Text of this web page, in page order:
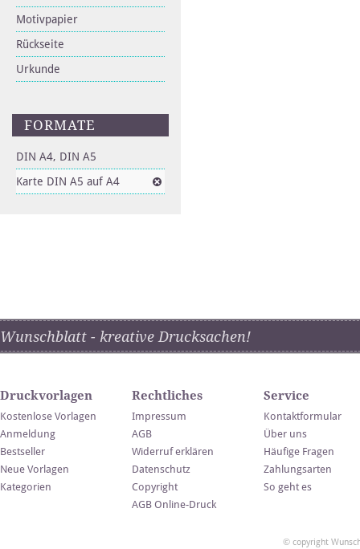
Motivpapier
Rückseite
Urkunde
FORMATE
DIN A4, DIN A5
Karte DIN A5 auf A4
Wunschblatt - kreative Drucksachen!
Druckvorlagen
Kostenlose Vorlagen
Anmeldung
Bestseller
Neue Vorlagen
Kategorien
Rechtliches
Impressum
AGB
Widerruf erklären
Datenschutz
Copyright
AGB Online-Druck
Service
Kontaktformular
Über uns
Häufige Fragen
Zahlungsarten
So geht es
© copyright